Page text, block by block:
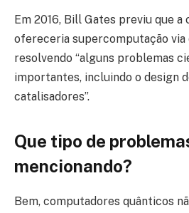
Em 2016, Bill Gates previu que a
ofereceria supercomputação via
resolvendo “alguns problemas
importantes, incluindo o design
catalisadores”.
Que tipo de
mencionando?
Bem, computadores quânticos